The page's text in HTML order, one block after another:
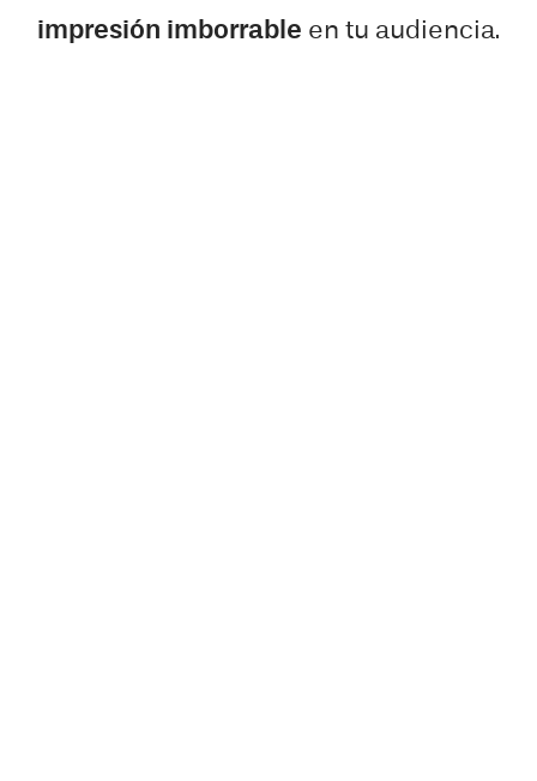
impresión imborrable en tu audiencia.